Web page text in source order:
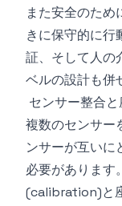
また安全のため
きに保守的に行
証、そして人の
ベルの設計も併
センサー整合
複数のセンサー
ンサーが互いに
必要があります
(calibration)と